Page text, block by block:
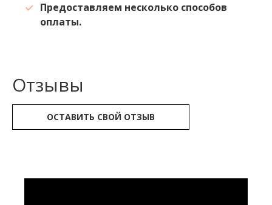
Предоставляем несколько способов
оплаты.
Отзывы
ОСТАВИТЬ СВОЙ ОТЗЫВ